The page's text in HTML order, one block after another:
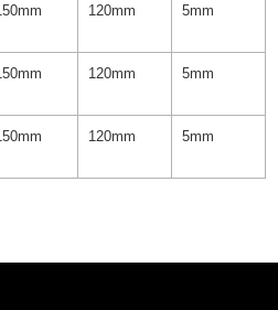
120mm 5mm
120mm 5mm
120mm 5mm